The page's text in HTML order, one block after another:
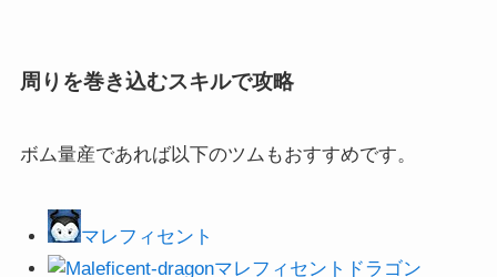
周りを巻き込むスキルで攻略
ボム量産であれば以下のツムもおすすめです。
マレフィセント
マレフィセントドラゴン